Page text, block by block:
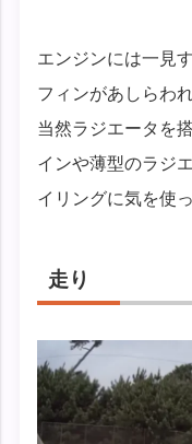
エンジンには一見
フィンがあしらわ
当然ラジエータを
インや薄型のラジ
イリングに気を使
走り